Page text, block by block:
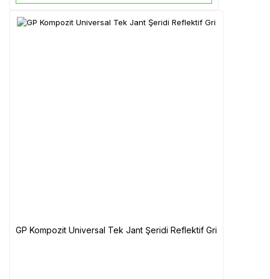
GP Kompozit Universal Tek Jant Şeridi Reflektif Gri